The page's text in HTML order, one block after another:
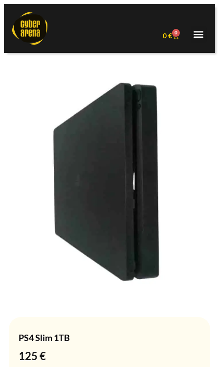
0€ 0
PS4 Slim 1TB
125€